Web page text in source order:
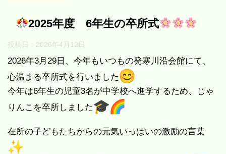
2025年度 6年生の卒所式
投稿日： 2026年4月12日
2026年3月29日、今年もいつもの発寒川沿会館にて、
心温まる卒所式を行いました
今年は6年生の児童3名が中学校へ進学するため、じゃ
りんこを卒所しました
在所の子どもたちからの元気いっぱいの激励の言葉